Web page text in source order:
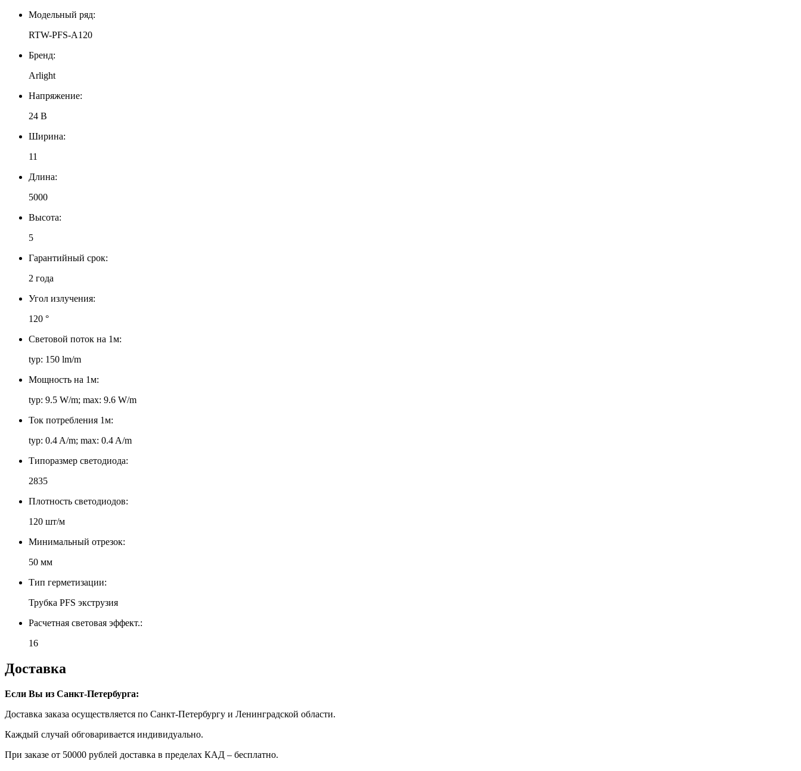
Модельный ряд:
RTW-PFS-A120
Бренд:
Arlight
Напряжение:
24 В
Ширина:
11
Длина:
5000
Высота:
5
Гарантийный срок:
2 года
Угол излучения:
120 °
Световой поток на 1м:
typ: 150 lm/m
Мощность на 1м:
typ: 9.5 W/m; max: 9.6 W/m
Ток потребления 1м:
typ: 0.4 A/m; max: 0.4 A/m
Типоразмер светодиода:
2835
Плотность светодиодов:
120 шт/м
Минимальный отрезок:
50 мм
Тип герметизации:
Трубка PFS экструзия
Расчетная световая эффект.:
16
Доставка
Если Вы из Санкт-Петербурга:
Доставка заказа осуществляется по Санкт-Петербургу и Ленинградской области.
Каждый случай обговаривается индивидуально.
При заказе от 50000 рублей доставка в пределах КАД – бесплатно.